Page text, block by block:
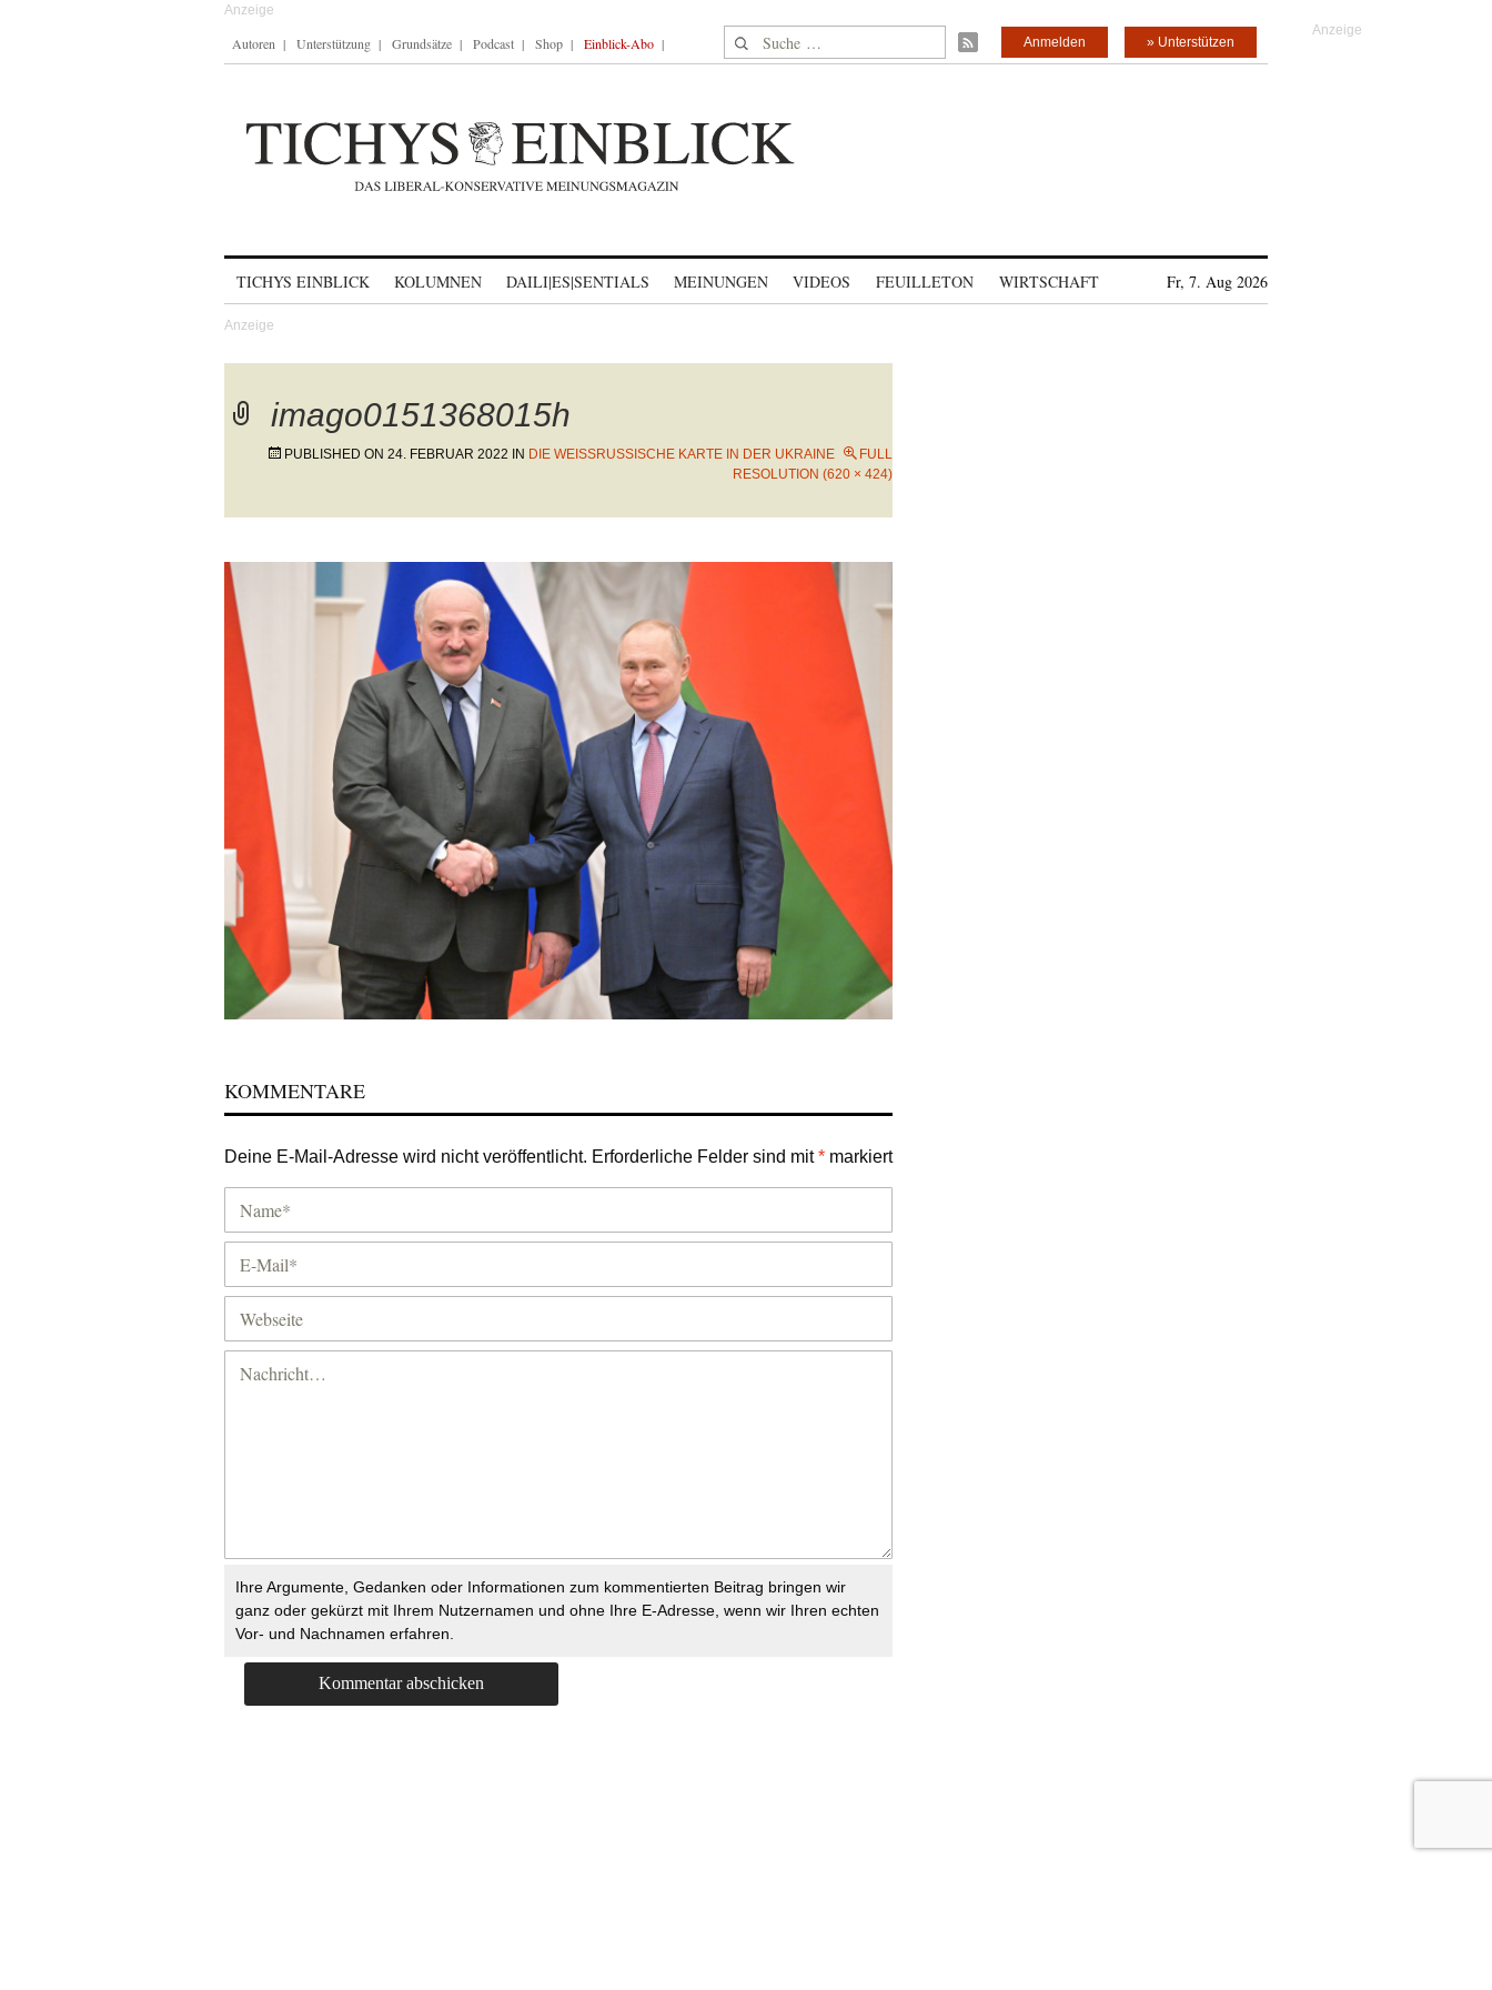
Autoren Unterstützung Grundsätze Podcast Shop Einblick-Abo Suche nach: » Unterstützen
Anmelden
TICHYS EINBLICK KOLUMNEN DAILI|ES|SENTIALS MEINUNGEN VIDEOS FEUILLETON WIRTSCHAFT Fr, 7. Aug 2026
imago0151368015h
PUBLISHED ON 24. FEBRUAR 2022 IN DIE WEISSRUSSISCHE KARTE IN DER UKRAINE
FULL
RESOLUTION (620 × 424)
KOMMENTARE
Deine E-Mail-Adresse wird nicht veröffentlicht. Erforderliche Felder sind mit* markiert
Ihre Argumente, Gedanken oder Informationen zum kommentierten Beitrag bringen wir
ganz oder gekürzt mit Ihrem Nutzernamen und ohne Ihre E-Adresse, wenn wir Ihren echten
Vor- und Nachnamen erfahren.